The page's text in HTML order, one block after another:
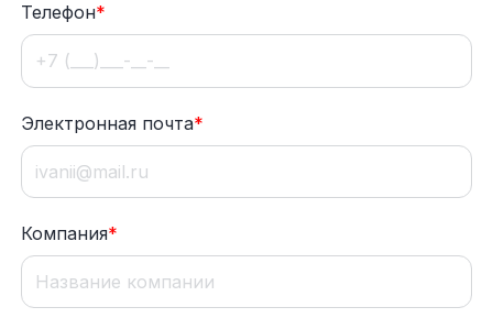
Телефон*
Электронная почта*
Компания*